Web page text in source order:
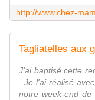
J'ai baptisé cette
. Je l'ai réalisé
notre week-end